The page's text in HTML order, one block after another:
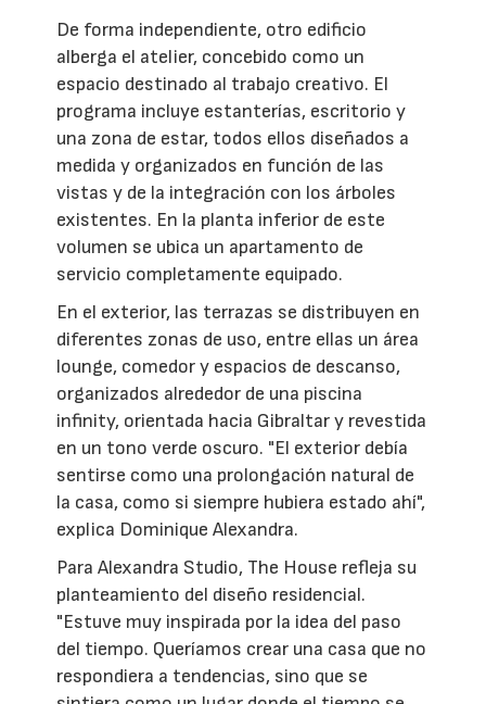
De forma independiente, otro edificio
alberga el atelier, concebido como un
espacio destinado al trabajo creativo. El
programa incluye estanterías, escritorio y
una zona de estar, todos ellos diseñados a
medida y organizados en función de las
vistas y de la integración con los árboles
existentes. En la planta inferior de este
volumen se ubica un apartamento de
servicio completamente equipado.
En el exterior, las terrazas se distribuyen en
diferentes zonas de uso, entre ellas un área
lounge, comedor y espacios de descanso,
organizados alrededor de una piscina
infinity, orientada hacia Gibraltar y revestida
en un tono verde oscuro. "El exterior debía
sentirse como una prolongación natural de
la casa, como si siempre hubiera estado ahí",
explica Dominique Alexandra.
Para Alexandra Studio, The House refleja su
planteamiento del diseño residencial.
"Estuve muy inspirada por la idea del paso
del tiempo. Queríamos crear una casa que no
respondiera a tendencias, sino que se